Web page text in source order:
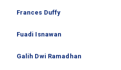
Frances Duffy
Fuadi Isnawan
Galih Dwi Ramadhan